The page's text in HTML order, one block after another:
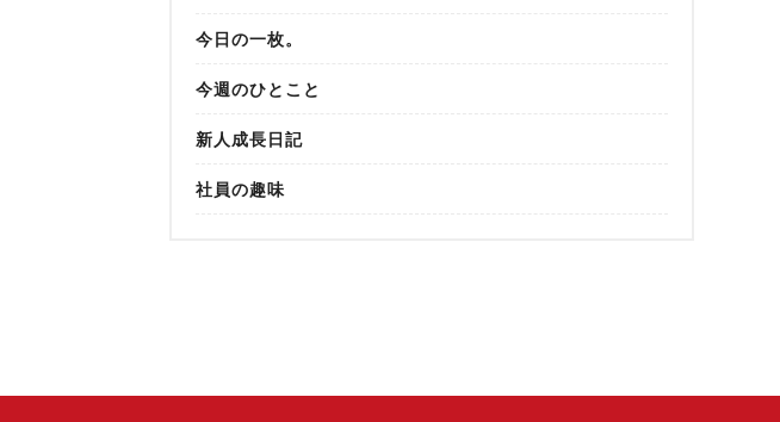
今日の一枚。
今週のひとこと
新人成長日記
社員の趣味